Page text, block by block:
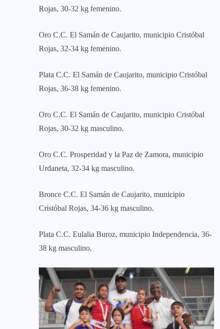
Rojas, 30-32 kg femenino.
Oro C.C. El Samán de Caujarito, municipio Cristóbal
Rojas, 32-34 kg femenino.
Plata C.C. El Samán de Caujarito, municipio Cristóbal
Rojas, 36-38 kg femenino.
Oro C.C. El Samán de Caujarito, municipio Cristóbal
Rojas, 30-32 kg masculino.
Oro C.C. Prosperidad y la Paz de Zamora, municipio
Urdaneta, 32-34 kg masculino.
Bronce C.C. El Samán de Caujarito, municipio
Cristóbal Rojas, 34-36 kg masculino.
Plata C.C. Eulalia Buroz, municipio Independencia, 36-
38 kg masculino.